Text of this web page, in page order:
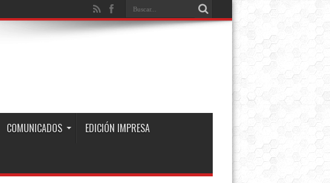
COMUNICADOS EDICIÓN IMPRESA